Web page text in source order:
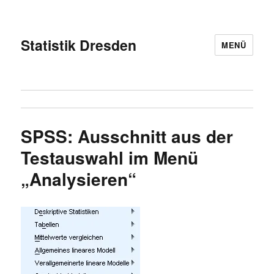
Statistik Dresden MENÜ
SPSS: Ausschnitt aus der
Testauswahl im Menü
„Analysieren“